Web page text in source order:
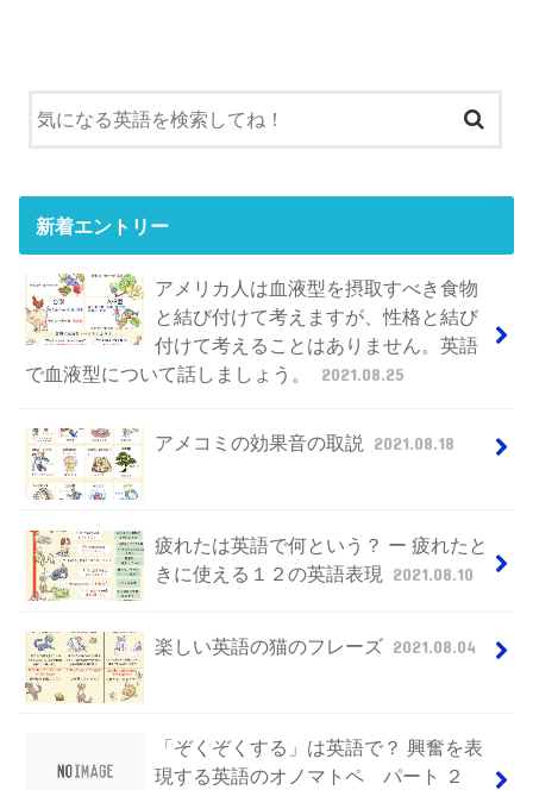
新着エントリー
アメリカ人は血液型を摂取すべき食物
と結び付けて考えますが、性格と結び
付けて考えることはありません。英語
で血液型について話しましょう。
2021.08.25
アメコミの効果音の取説 2021.08.18
疲れたは英語で何という？ ー 疲れたと
きに使える１２の英語表現
2021.08.10
楽しい英語の猫のフレーズ 2021.08.04
「ぞくぞくする」は英語で？ 興奮を表
現する英語のオノマトペ パート ２